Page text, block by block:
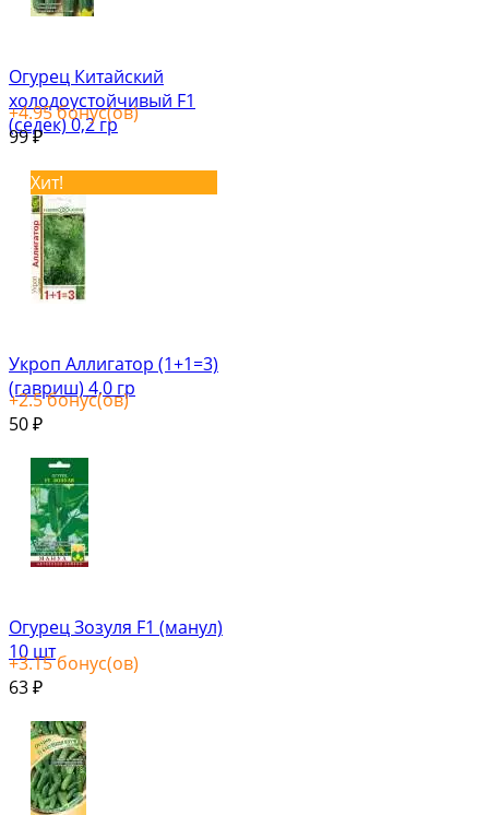
Огурец Китайский
холодоустойчивый F1
(седек) 0,2 гр
+4.95бонус(ов)
99₽
Хит!
Укроп Аллигатор (1+1=3)
(гавриш) 4,0 гр
+2.5бонус(ов)
50 ₽
Огурец Зозуля F1 (манул)
10 шт
+3.15 бонус(ов)
63 ₽